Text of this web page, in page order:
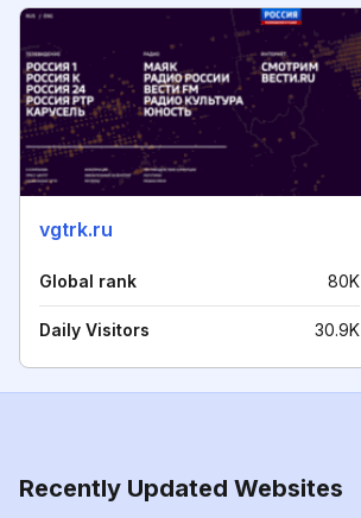
vgtrk.ru
Global rank 80K
Daily Visitors 30.9K
Recently Updated Websites